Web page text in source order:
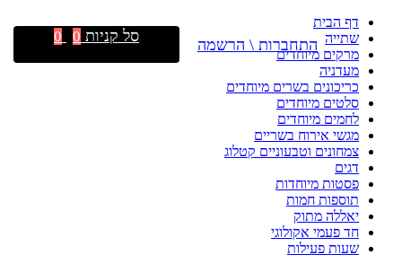
דף הבית
שתייה
מרקים מיוחדים
מעדניה
כריכונים בשרים מיוחדים
סלטים מיוחדים
לחמים מיוחדים
מגשי אירוח בשריים
צמחונים וטבעוניים קטלוג
דגים
פסטות מיוחדות
תוספות חמות
יאללה מתוק
חד פעמי אקולוגי
שעות פעילות
התחברות \ הרשמה סל קניות 0
0